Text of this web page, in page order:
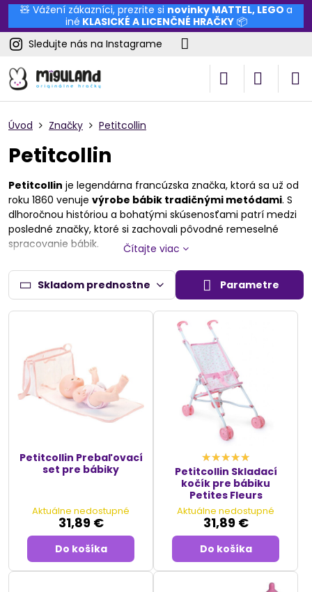
🧸 Vážení zákazníci, prezrite si novinky MATTEL, LEGO a
iné KLASICKÉ A LICENČNÉ HRAČKY📦
Sledujte nás na Instagrame
Úvod Značky Petitcollin
Petitcollin
Petitcollin je legendárna francúzska značka, ktorá sa už od
roku 1860 venuje výrobe bábik tradičnými metódami. S
dlhoročnou históriou a bohatými skúsenosťami patrí medzi
posledné značky, ktoré si zachovali pôvodné remeselné
spracovanie bábik.
V ponuke nájdetekrásne kolekcie bábiks autentickým
dizajnom, ktoré potešia deti aj zberateľov. Vďaka svojmu
nadčasovému vzhľadu a kvalite súbábiky Petitcollin
výnimočným darčekom pre každú príležitosť.
Čítajte viac
Skladom prednostne Parametre
Petitcollin Prebaľovací
set pre bábiky
Aktuálne nedostupné
31,89 €
Do košíka
Petitcollin Skladací
kočík pre bábiku
Petites Fleurs
Aktuálne nedostupné
31,89 €
Do košíka